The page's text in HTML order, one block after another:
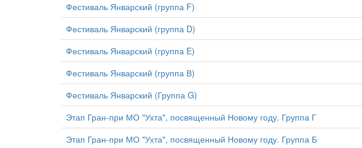
Фестиваль Январский (группа F)
Фестиваль Январский (группа D)
Фестиваль Январский (группа E)
Фестиваль Январский (группа В)
Фестиваль Январский (Группа G)
Этап Гран-при МО "Ухта", посвященный Новому году. Группа Г
Этап Гран-при МО "Ухта", посвященный Новому году. Группа Б